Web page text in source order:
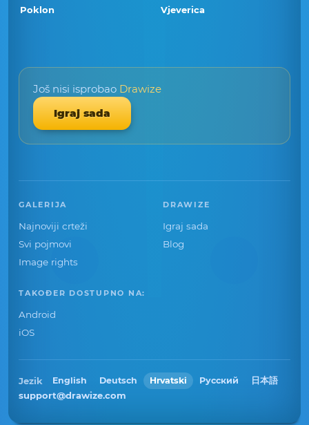
Poklon Vjeverica
Još nisi isprobao Drawize
Igraj sada
GALERIJA
Najnoviji crteži
Svi pojmovi
Image rights
DRAWIZE
Igraj sada
Blog
TAKOĐER DOSTUPNO NA:
Android
iOS
Jezik English Deutsch Hrvatski Русский 日本語
support@drawize.com